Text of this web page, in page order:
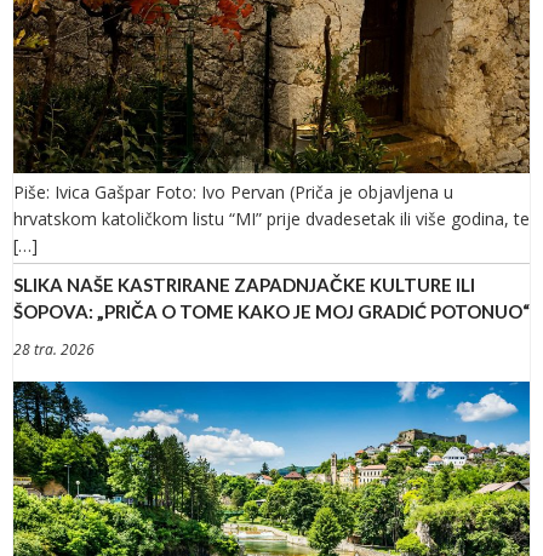
Piše: Ivica Gašpar Foto: Ivo Pervan (Priča je objavljena u
hrvatskom katoličkom listu “MI” prije dvadesetak ili više godina, te
[…]
SLIKA NAŠE KASTRIRANE ZAPADNJAČKE KULTURE ILI
ŠOPOVA: „PRIČA O TOME KAKO JE MOJ GRADIĆ POTONUO“
28 tra. 2026